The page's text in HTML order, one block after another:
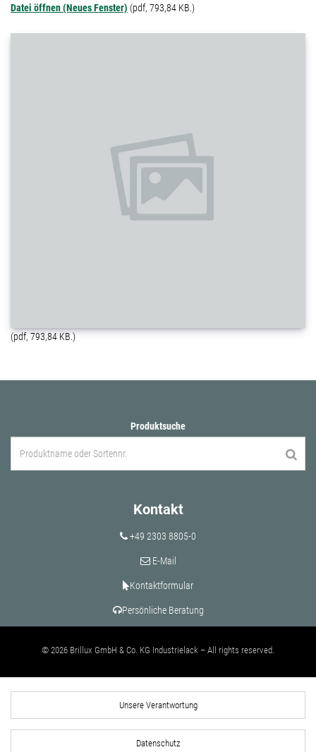
Datei öffnen (Neues Fenster) (pdf, 793,84 KB.)
(pdf, 793,84 KB.)
Produktsuche
Kontakt
+49 2303 8805-0
E-Mail
Kontaktformular
Persönliche Beratung
© 2026 Brillux GmbH & Co. KG Industrielack – All rights reserved.
Unsere Verantwortung
Datenschutz